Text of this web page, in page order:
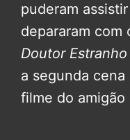
puderam assistir
depararam com
Doutor
a segunda
filme do amigão